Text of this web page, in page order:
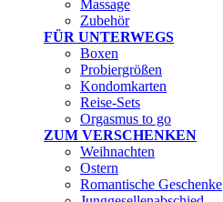
Massage
Zubehör
FÜR UNTERWEGS
Boxen
Probiergrößen
Kondomkarten
Reise-Sets
Orgasmus to go
ZUM VERSCHENKEN
Weihnachten
Ostern
Romantische Geschenke